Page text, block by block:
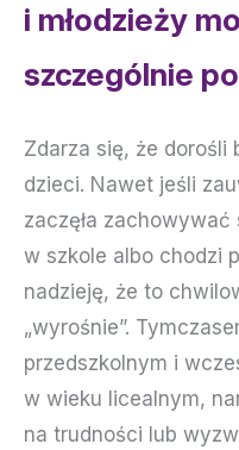
i młodzieży
szczególnie
Zdarza się, że dorośli
dzieci. Nawet jeśli
zaczęła zachowywać
w szkole albo chodzi
nadzieję, że to
„wyrośnie”.
przedszkolnym i
w wieku licealnym,
na trudności lub